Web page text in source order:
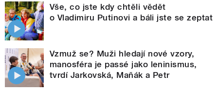
Vše, co jste kdy chtěli vědět
o Vladimiru Putinovi a báli jste se zeptat
Vzmuž se? Muži hledají nové vzory,
manosféra je passé jako leninismus,
tvrdí Jarkovská, Maňák a Petr